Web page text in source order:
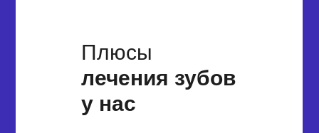
Плюсы
лечения зубов
у нас